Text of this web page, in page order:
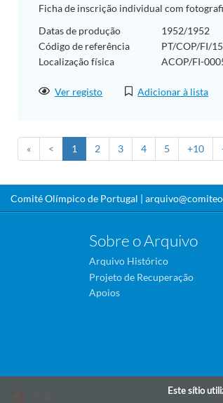
Ficha de inscrição individual com
Datas de produção
1952/1952
Código de referência
PT/COP/FI/
Localização física
ACOP/FI-
Ver registo Adicionar à lista
« < 1 2 3 4 5 +10
Comité Olímpico de Portugal |
Sobre o Arquivo
Arquivo Histórico
Projeto de Recuperação
Apoios
Este sítio